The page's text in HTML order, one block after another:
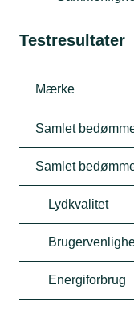
Testresultater
Mærke
Samlet
Samlet
Lydkvalitet
Energiforbrug